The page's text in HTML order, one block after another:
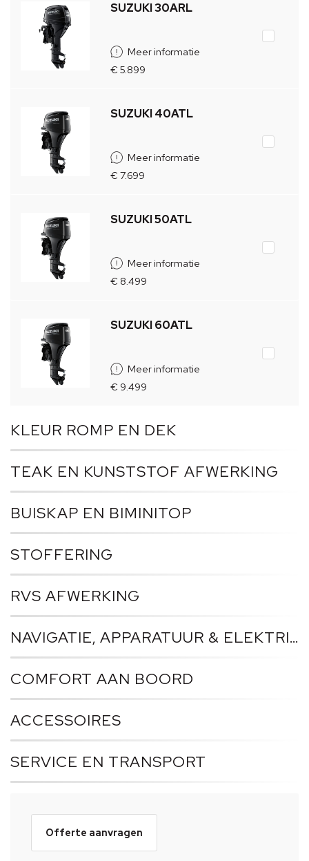
SUZUKI 30ARL
Meer informatie
€ 5.899
SUZUKI 40ATL
Meer informatie
€ 7.699
SUZUKI 50ATL
Meer informatie
€ 8.499
SUZUKI 60ATL
Meer informatie
€ 9.499
KLEUR ROMP EN DEK
TEAK EN KUNSTSTOF AFWERKING
BUISKAP EN BIMINITOP
STOFFERING
RVS AFWERKING
NAVIGATIE, APPARATUUR & ELEKTRICITEIT
COMFORT AAN BOORD
ACCESSOIRES
SERVICE EN TRANSPORT
Offerte aanvragen